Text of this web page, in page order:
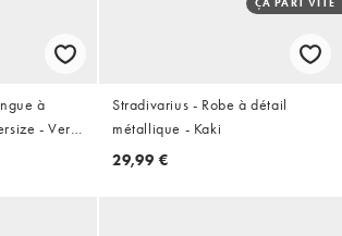
à
- Vert
ÇA PART VITE
Stradivarius - Robe à détail
métallique - Kaki
29,99 €